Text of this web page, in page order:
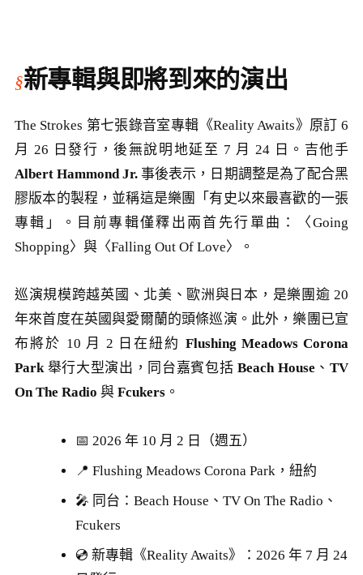
新專輯與即將到來的演出
The Strokes 第七張錄音室專輯《Reality Awaits》原訂 6
月 26 日發行，後無說明地延至 7 月 24 日。吉他手
Albert Hammond Jr. 事後表示，日期調整是為了配合黑
膠版本的製程，並稱這是樂團「有史以來最喜歡的一張
專輯」。目前專輯僅釋出兩首先行單曲：〈Going
Shopping〉與〈Falling Out Of Love〉。
巡演規模跨越英國、北美、歐洲與日本，是樂團逾 20
年來首度在英國與愛爾蘭的頭條巡演。此外，樂團已宣
布將於 10 月 2 日在紐約 Flushing Meadows Corona
Park舉行大型演出，同台嘉賓包括 Beach House 、TV
On The Radio 與 Fcukers 。
📅 2026 年 10 月 2 日（週五）
📍 Flushing Meadows Corona Park，紐約
🎤 同台：Beach House、TV On The Radio、
Fcukers
💿 新專輯《Reality Awaits》：2026 年 7 月 24